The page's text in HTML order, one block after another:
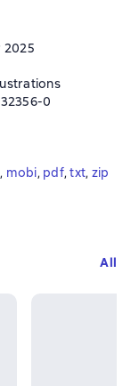
2025
0
, mobi, pdf, txt, zip
All